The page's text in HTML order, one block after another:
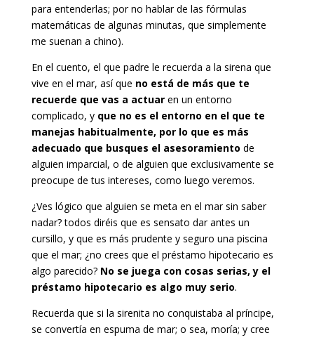
para entenderlas; por no hablar de las fórmulas
matemáticas de algunas minutas, que simplemente
me suenan a chino).
En el cuento, el que padre le recuerda a la sirena que
vive en el mar, así que no está de más que te
recuerde que vas a actuar en un entorno
complicado, y que no es el entorno en el que te
manejas habitualmente, por lo que es más
adecuado que busques el asesoramiento de
alguien imparcial, o de alguien que exclusivamente se
preocupe de tus intereses, como luego veremos.
¿Ves lógico que alguien se meta en el mar sin saber
nadar? todos diréis que es sensato dar antes un
cursillo, y que es más prudente y seguro una piscina
que el mar; ¿no crees que el préstamo hipotecario es
algo parecido? No se juega con cosas serias, y el
préstamo hipotecario es algo muy serio.
Recuerda que si la sirenita no conquistaba al príncipe,
se convertía en espuma de mar; o sea, moría; y cree